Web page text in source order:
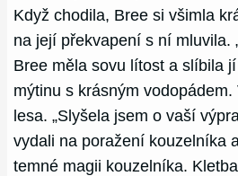
Když chodila, Bree si všimla
na její překvapení s ní mluvila.
Bree měla sovu lítost a slíbila
mýtinu s krásným
lesa. „Slyšela jsem o vaší
vydali na poražení kouzelníka
temné magii kouzelníka.